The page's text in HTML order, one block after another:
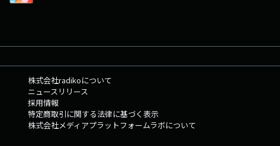
株式会社radikoについて
ニュースリリース
採用情報
特定商取引に関する法律に基づく表示
株式会社メディアプラットフォームラボについて